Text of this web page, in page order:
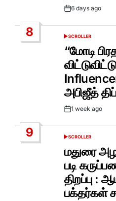
Post6 days ago
8
POSTED
IN
SCROLLER
“மோடி
அபிஜீத்
Post1 week ago
9
POSTED
SCROLLER
மதுரை
படி
திறப்பு :
பக்தர்கள்